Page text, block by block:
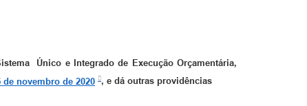
Único e Integrado de Execução Orçamentária,
de novembro de 2020 , e dá outras providências